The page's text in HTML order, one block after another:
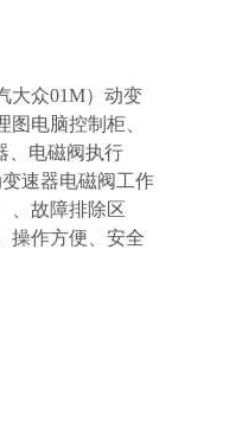
大众01M）动变
电脑控制柜、
、电磁阀执行
速器电磁阀工作
、故障排除区
操作方便、安全